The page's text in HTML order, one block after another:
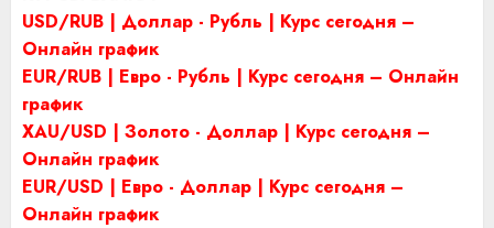
USD/RUB | Доллар - Рубль | Курс сегодня –
Онлайн график
EUR/RUB | Евро - Рубль | Курс сегодня – Онлайн
график
XAU/USD | Золото - Доллар | Курс сегодня –
Онлайн график
EUR/USD | Евро - Доллар | Курс сегодня –
Онлайн график